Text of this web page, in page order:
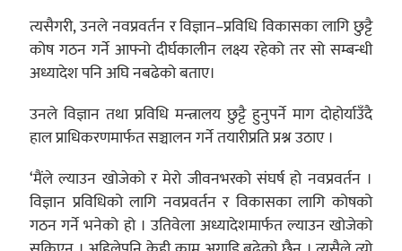
त्यसैगरी, उनले नवप्रवर्तन र विज्ञान–प्रविधि विकासका लागि छुट्टै
कोष गठन गर्ने आफ्नो दीर्घकालीन लक्ष्य रहेको तर सो सम्बन्धी
अध्यादेश पनि अघि नबढेको बताए।
उनले विज्ञान तथा प्रविधि मन्त्रालय छुट्टै हुनुपर्ने माग दोहोर्याउँदै
हाल प्राधिकरणमार्फत सञ्चालन गर्ने तयारीप्रति प्रश्न उठाए ।
‘मैंले ल्याउन खोजेको र मेरो जीवनभरको संघर्ष हो नवप्रवर्तन ।
विज्ञान प्रविधिको लागि नवप्रवर्तन र विकासका लागि कोषको
गठन गर्ने भनेको हो । उतिवेला अध्यादेशमार्फत ल्याउन खोजेको